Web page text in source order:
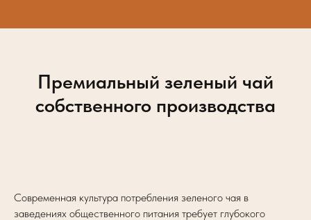
Премиальный зеленый чай
собственного производства
Современная культура потребления зеленого чая в
заведениях общественного питания требует глубокого